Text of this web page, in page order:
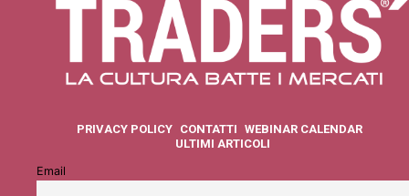
PRIVACY POLICY CONTATTI WEBINAR CALENDAR
ULTIMI ARTICOLI
Email